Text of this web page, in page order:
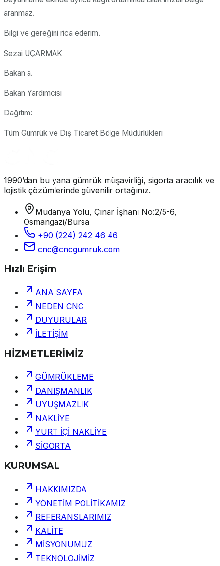
aranmaz.
Bilgi ve gereğini rica ederim.
Sezai UÇARMAK
Bakan a.
Bakan Yardımcısı
Dağıtım:
Tüm Gümrük ve Dış Ticaret Bölge Müdürlükleri
1990’dan bu yana gümrük müşavirliği, sigorta aracılık ve
lojistik çözümlerinde güvenilir ortağınız.
Mudanya Yolu, Çınar İşhanı No:2/5-6,
Osmangazi/Bursa
+90 (224) 242 46 46
cnc@cncgumruk.com
Hızlı Erişim
ANA SAYFA
NEDEN CNC
DUYURULAR
İLETİŞİM
HİZMETLERİMİZ
GÜMRÜKLEME
DANIŞMANLIK
UYUŞMAZLIK
NAKLİYE
YURT İÇİ NAKLİYE
SİGORTA
KURUMSAL
HAKKIMIZDA
YÖNETİM POLİTİKAMIZ
REFERANSLARIMIZ
KALİTE
MİSYONUMUZ
TEKNOLOJİMİZ